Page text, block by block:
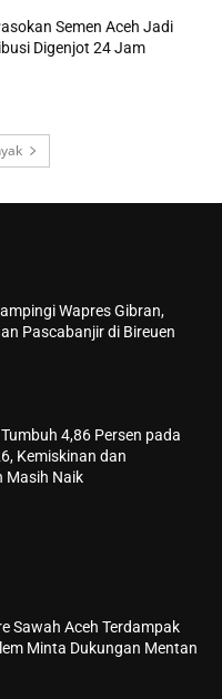
Semen Aceh Jadi
Digenjot 24 Jam
Wapres Gibran,
Pascabanjir di Bireuen
4,86 Persen pada
Kemiskinan dan
Masih Naik
Sawah Aceh Terdampak
Minta Dukungan Mentan